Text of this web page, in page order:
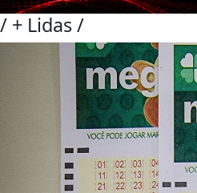
/ + Lidas/